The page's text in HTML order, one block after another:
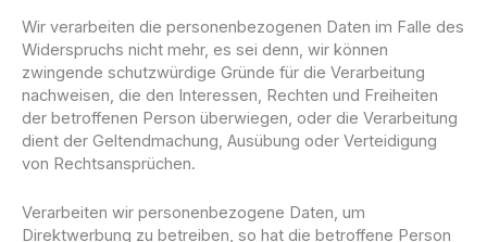
Wir verarbeiten die personenbezogenen Daten im Falle des
Widerspruchs nicht mehr, es sei denn, wir können
zwingende schutzwürdige Gründe für die Verarbeitung
nachweisen, die den Interessen, Rechten und Freiheiten
der betroffenen Person überwiegen, oder die Verarbeitung
dient der Geltendmachung, Ausübung oder Verteidigung
von Rechtsansprüchen.
Verarbeiten wir personenbezogene Daten, um
Direktwerbung zu betreiben, so hat die betroffene Person